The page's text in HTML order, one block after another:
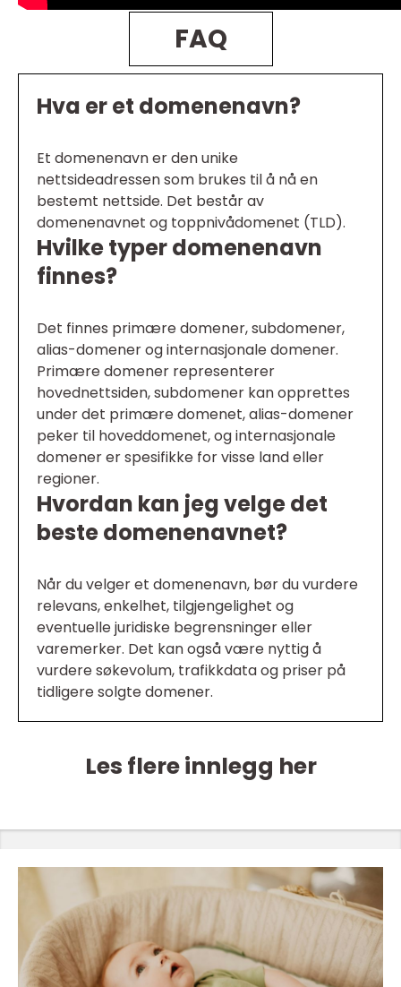
FAQ
Hva er et domenenavn?
Et domenenavn er den unike
nettsideadressen som brukes til å nå en
bestemt nettside. Det består av
domenenavnet og toppnivådomenet (TLD).
Hvilke typer domenenavn
finnes?
Det finnes primære domener, subdomener,
alias-domener og internasjonale domener.
Primære domener representerer
hovednettsiden, subdomener kan opprettes
under det primære domenet, alias-domener
peker til hoveddomenet, og internasjonale
domener er spesifikke for visse land eller
regioner.
Hvordan kan jeg velge det
beste domenenavnet?
Når du velger et domenenavn, bør du vurdere
relevans, enkelhet, tilgjengelighet og
eventuelle juridiske begrensninger eller
varemerker. Det kan også være nyttig å
vurdere søkevolum, trafikkdata og priser på
tidligere solgte domener.
Les flere innlegg her